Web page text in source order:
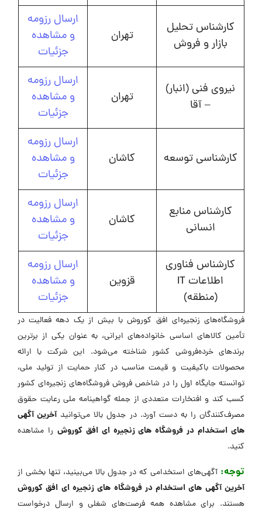
کارشناس تحلیل
بازار و فروش
تهران
ارسال رزومه
و مشاهده
جزئیات
نیروی فنی (انبار)
– آقا
تهران
ارسال رزومه
و مشاهده
جزئیات
کارشناسی توسعه کاشان
ارسال رزومه
و مشاهده
جزئیات
کارشناس منابع
انسانی
کاشان
ارسال رزومه
و مشاهده
جزئیات
کارشناس فناوری
اطلاعات IT
(منطقه)
قزوین
ارسال رزومه
و مشاهده
جزئیات
فروشگاه‌های زنجیره‌ای افق کوروش با بیش از یک دهه فعالیت در
تأمین کالاهای اساسی خانواده‌های ایرانی، به عنوان یکی از برترین
برندهای خرده‌فروشی کشور شناخته می‌شود. این شرکت با ارائه
محصولات باکیفیت و قیمت مناسب در کنار حمایت از تولید ملی،
توانسته جایگاه اول را در شاخص فروش فروشگاه‌های زنجیره‌ای کشور
کسب کند و افتخارات متعددی از جمله گواهینامه ملی رعایت حقوق
مصرف‌کنندگان را به دست آورد. در جدول بالا می‌توانیدآخرین آگهی
های استخدام در فروشگاه های زنجیره ای افق کوروش را مشاهده
کنید.
توجه: آگهی‌های استخدامی که در جدول بالا می‌بینید، تنها بخشی از
آخرین آگهی های استخدام در فروشگاه های زنجیره ای افق کوروش
هستند. برای مشاهده همه فرصت‌های شغلی و ارسال درخواست